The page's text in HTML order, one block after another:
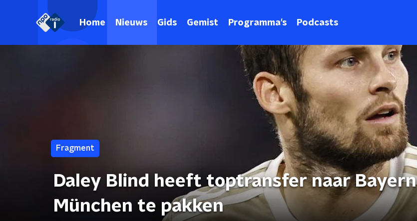
Home Nieuws Gids Gemist Programma's Podcasts
Fragment
Daley Blind heeft toptransfer naar Bayern
München te pakken